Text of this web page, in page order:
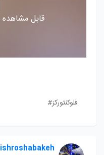
قابل مشاهده
فلوکنتورکز#